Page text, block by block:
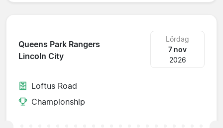
Queens Park Rangers
Lincoln City
Lördag
7 nov
2026
Loftus Road
Championship